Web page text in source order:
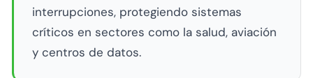
interrupciones, protegiendo sistemas
críticos en sectores como la salud, aviación
y centros de datos.